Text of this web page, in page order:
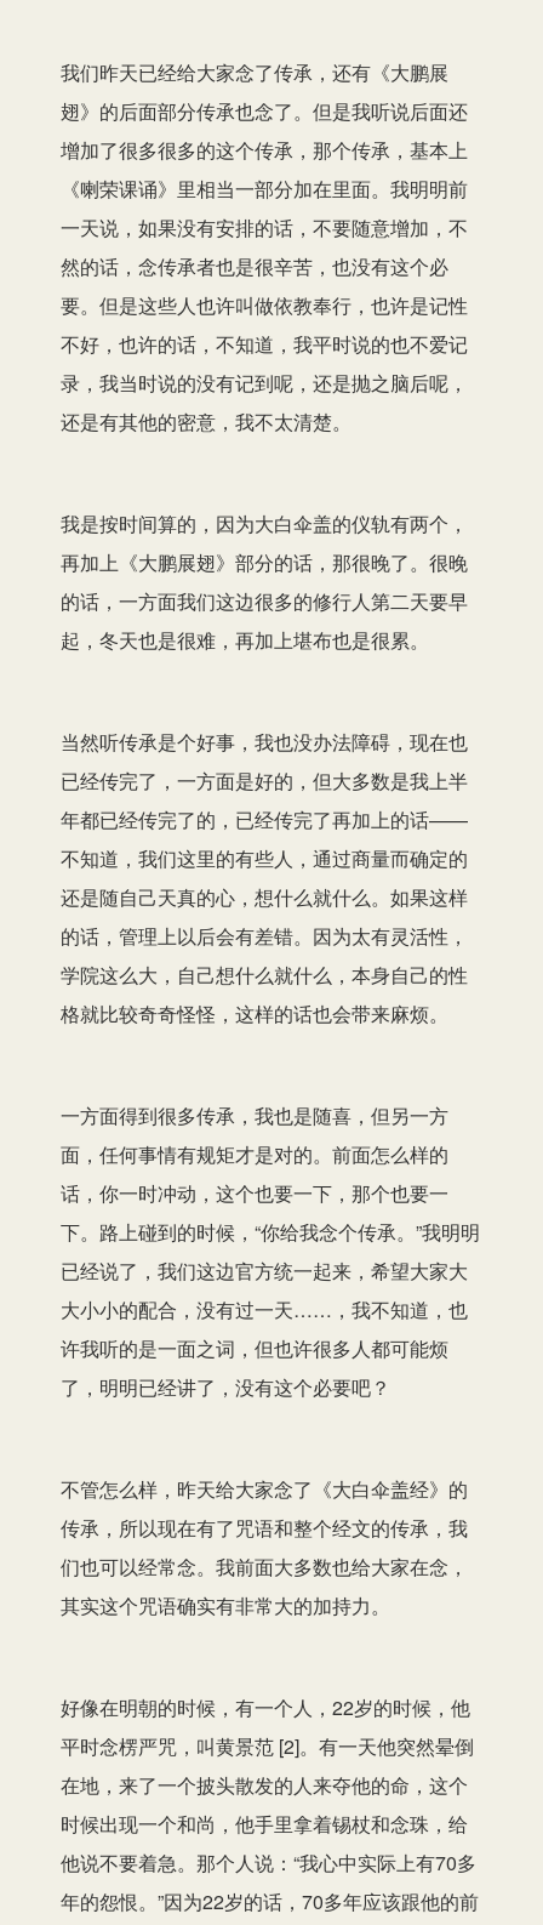
我们昨天已经给大家念了传承，还有《大鹏展
翅》的后面部分传承也念了。但是我听说后面还
增加了很多很多的这个传承，那个传承，基本上
《喇荣课诵》里相当一部分加在里面。我明明前
一天说，如果没有安排的话，不要随意增加，不
然的话，念传承者也是很辛苦，也没有这个必
要。但是这些人也许叫做依教奉行，也许是记性
不好，也许的话，不知道，我平时说的也不爱记
录，我当时说的没有记到呢，还是抛之脑后呢，
还是有其他的密意，我不太清楚。
我是按时间算的，因为大白伞盖的仪轨有两个，
再加上《大鹏展翅》部分的话，那很晚了。很晚
的话，一方面我们这边很多的修行人第二天要早
起，冬天也是很难，再加上堪布也是很累。
当然听传承是个好事，我也没办法障碍，现在也
已经传完了，一方面是好的，但大多数是我上半
年都已经传完了的，已经传完了再加上的话——
不知道，我们这里的有些人，通过商量而确定的
还是随自己天真的心，想什么就什么。如果这样
的话，管理上以后会有差错。因为太有灵活性，
学院这么大，自己想什么就什么，本身自己的性
格就比较奇奇怪怪，这样的话也会带来麻烦。
一方面得到很多传承，我也是随喜，但另一方
面，任何事情有规矩才是对的。前面怎么样的
话，你一时冲动，这个也要一下，那个也要一
下。路上碰到的时候，“你给我念个传承。”我明明
已经说了，我们这边官方统一起来，希望大家大
大小小的配合，没有过一天……，我不知道，也
许我听的是一面之词，但也许很多人都可能烦
了，明明已经讲了，没有这个必要吧？
不管怎么样，昨天给大家念了《大白伞盖经》的
传承，所以现在有了咒语和整个经文的传承，我
们也可以经常念。我前面大多数也给大家在念，
其实这个咒语确实有非常大的加持力。
好像在明朝的时候，有一个人，22岁的时候，他
平时念楞严咒，叫黄景范 [2]。有一天他突然晕倒
在地，来了一个披头散发的人来夺他的命，这个
时候出现一个和尚，他手里拿着锡杖和念珠，给
他说不要着急。那个人说：“我心中实际上有70多
年的怨恨。”因为22岁的话，70多年应该跟他的前